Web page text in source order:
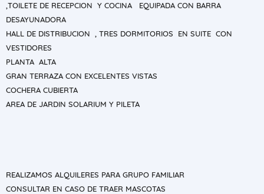
,TOILETE DE RECEPCION Y COCINA EQUIPADA CON BARRA
DESAYUNADORA
HALL DE DISTRIBUCION , TRES DORMITORIOS EN SUITE CON
VESTIDORES
PLANTA ALTA
GRAN TERRAZA CON EXCELENTES VISTAS
COCHERA CUBIERTA
AREA DE JARDIN SOLARIUM Y PILETA
REALIZAMOS ALQUILERES PARA GRUPO FAMILIAR
CONSULTAR EN CASO DE TRAER MASCOTAS